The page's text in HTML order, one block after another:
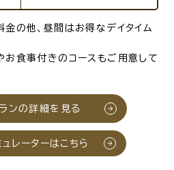
の他、昼間はお得なデイタイム
お食事付きのコースもご用意して
ンの詳細を見る
レーターはこちら